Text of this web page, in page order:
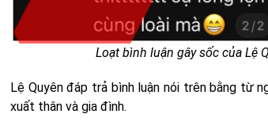
Loạt bình luận gây sốc của Lệ
Lệ Quyên đáp trả bình luận nói trên bằng từ
xuất thân và gia đình.